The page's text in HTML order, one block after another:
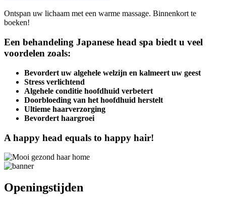
Ontspan uw lichaam met een warme massage. Binnenkort te
boeken!
Een behandeling Japanese head spa biedt u veel
voordelen zoals:
Bevordert uw algehele welzijn en kalmeert uw geest
Stress verlichtend
Algehele conditie hoofdhuid verbetert
Doorbloeding van het hoofdhuid herstelt
Ultieme haarverzorging
Bevordert haargroei
A happy head equals to happy hair!
Openingstijden